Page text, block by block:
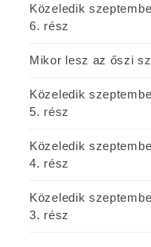
Közeledik
6. rész
Mikor lesz az őszi
Közeledik
5. rész
Közeledik
4. rész
Közeledik
3. rész